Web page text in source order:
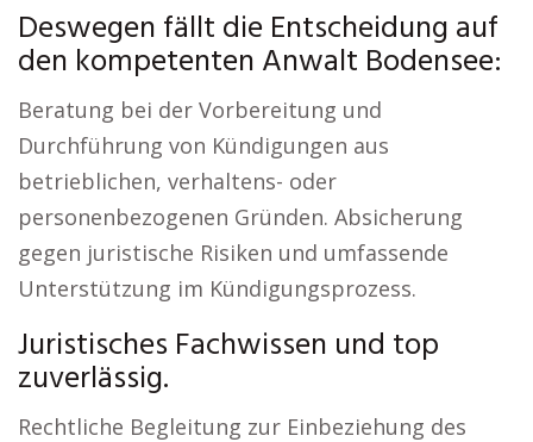
Deswegen fällt die Entscheidung auf
den kompetenten Anwalt Bodensee:
Beratung bei der Vorbereitung und
Durchführung von Kündigungen aus
betrieblichen, verhaltens- oder
personenbezogenen Gründen. Absicherung
gegen juristische Risiken und umfassende
Unterstützung im Kündigungsprozess.
Juristisches Fachwissen und top
zuverlässig.
Rechtliche Begleitung zur Einbeziehung des